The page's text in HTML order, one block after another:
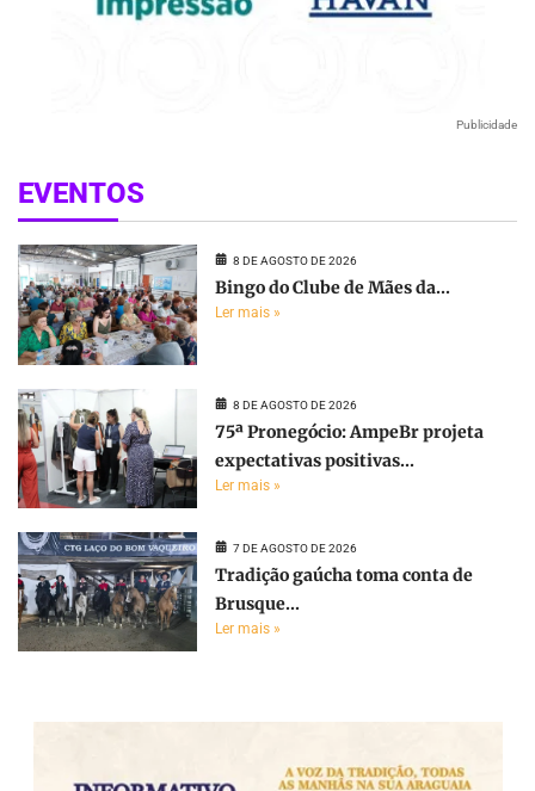
Publicidade
EVENTOS
8 DE AGOSTO DE 2026
Bingo do Clube de Mães da...
Ler mais »
8 DE AGOSTO DE 2026
75ª Pronegócio: AmpeBr projeta
expectativas positivas...
Ler mais »
7 DE AGOSTO DE 2026
Tradição gaúcha toma conta de
Brusque...
Ler mais »